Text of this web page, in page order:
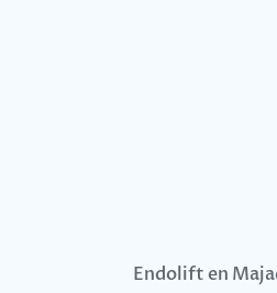
Endolift en